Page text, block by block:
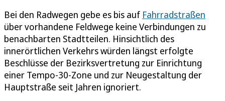
Bei den Radwegen gebe es bis auf Fahrradstraßen
über vorhandene Feldwege keine Verbindungen zu
benachbarten Stadtteilen. Hinsichtlich des
innerörtlichen Verkehrs würden längst erfolgte
Beschlüsse der Bezirksvertretung zur Einrichtung
einer Tempo-30-Zone und zur Neugestaltung der
Hauptstraße seit Jahren ignoriert.